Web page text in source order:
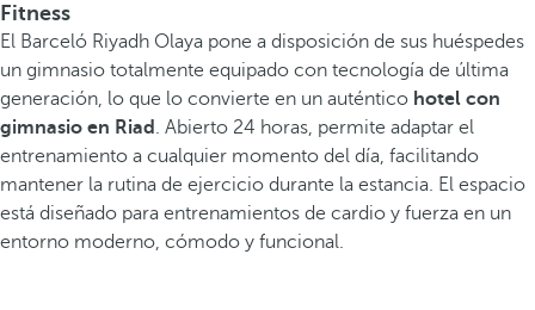
Fitness
El Barceló Riyadh Olaya pone a disposición de sus huéspedes
un gimnasio totalmente equipado con tecnología de última
generación, lo que lo convierte en un auténtico hotel con
gimnasio en Riad . Abierto 24 horas, permite adaptar el
entrenamiento a cualquier momento del día, facilitando
mantener la rutina de ejercicio durante la estancia. El espacio
está diseñado para entrenamientos de cardio y fuerza en un
entorno moderno, cómodo y funcional.